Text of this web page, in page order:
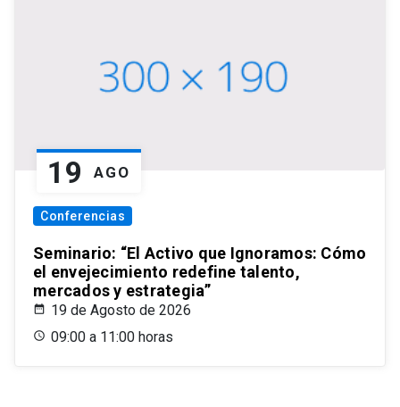
19 AGO
Conferencias
Seminario: “El Activo que Ignoramos: Cómo
el envejecimiento redefine talento,
mercados y estrategia”
19 de Agosto de 2026
09:00 a 11:00 horas